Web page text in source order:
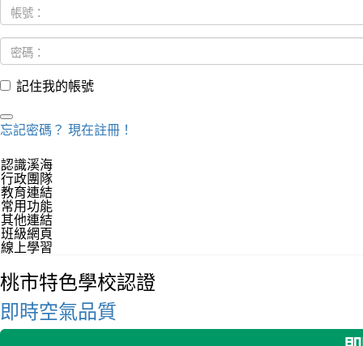
記住我的帳號
忘記密碼？ 現在註冊！
認識溪海
行政團隊
教育連結
常用功能
其他連結
班級網頁
線上學習
桃市特色學校認證
即時空氣品質